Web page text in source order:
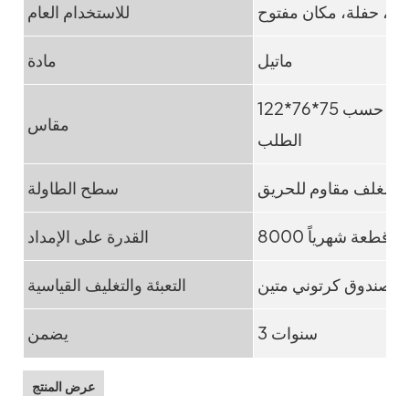
للاستخدام العام حفلة، مكان مفتوح
مادة ماتيل
مقاس
122*76*75 سم، 183*45*75 سم، 183*76*75 سم أو حسب
الطلب
سطح الطاولة مغلف مقاوم للحريق
القدرة على الإمداد 8000 قطعة شهرياً
التعبئة والتغليف القياسية صندوق كرتوني متين
يضمن 3 سنوات
عرض المنتج